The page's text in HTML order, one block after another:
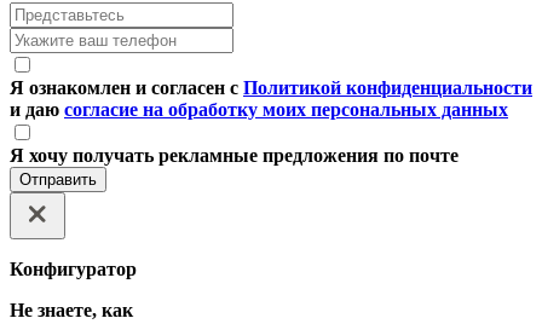
Я ознакомлен и согласен с Политикой конфиденциальности
и даю согласие на обработку моих персональных данных
Я хочу получать рекламные предложения по почте
Отправить
Конфигуратор
Не знаете, как